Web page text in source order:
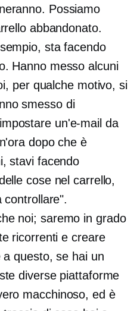
Possiamo
abbandonato.
sta facendo
Hanno messo alcuni
per qualche motivo, si
smesso di
un'e-mail da
dopo che è
stavi facendo
cose nel carrello,
controllare".
noi; saremo in grado
ricorrenti e creare
questo, se hai un
diverse piattaforme
macchinoso, ed è